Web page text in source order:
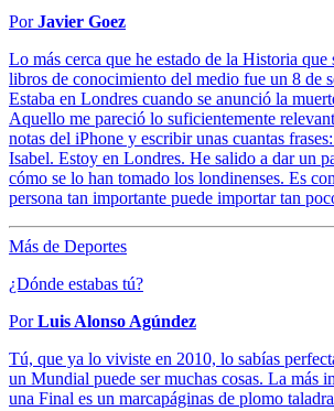
PorJavier Goez
Lo más cerca que he estado de la Historia que
libros de conocimiento del medio fue un 8 de
Estaba en Londres cuando se anunció la
Aquello me pareció lo suficientemente
notas del iPhone y escribir unas cuantas
Isabel. Estoy en Londres. He salido a dar un
cómo se lo han tomado los londinenses. Es
persona tan importante puede importar tan
Más de Deportes
¿Dónde estabas tú?
PorLuis Alonso Agúndez
Tú, que ya lo viviste en 2010, lo sabías
un Mundial puede ser muchas cosas. La más
una Final es un marcapáginas de plomo